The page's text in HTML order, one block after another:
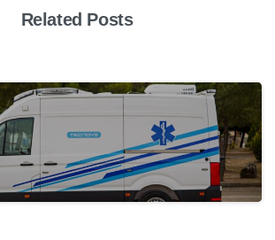
Related Posts